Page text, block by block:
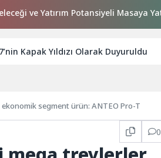
ve Yatırım Potansiyeli Masaya Yatırıldı
Kapak Yıldızı Olarak Duyuruldu
yüksek hacimli mega treylerler için yeni ekonomik segment ürün: ANTEO Pro-T
0